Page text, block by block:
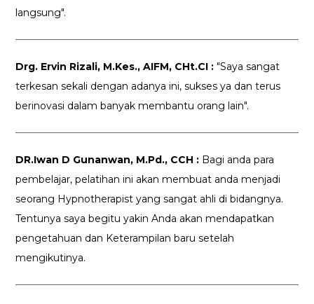
langsung".
Drg. Ervin Rizali, M.Kes., AIFM, CHt.CI : "Saya sangat
terkesan sekali dengan adanya ini, sukses ya dan terus
berinovasi dalam banyak membantu orang lain".
DR.Iwan D Gunanwan, M.Pd., CCH : Bagi anda para
pembelajar, pelatihan ini akan membuat anda menjadi
seorang Hypnotherapist yang sangat ahli di bidangnya.
Tentunya saya begitu yakin Anda akan mendapatkan
pengetahuan dan Keterampilan baru setelah
mengikutinya.